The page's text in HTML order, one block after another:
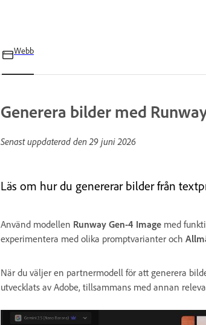
Webb
Generera bilder med
Senast uppdaterad den29 juni 2026
Läs om hur du genererar bilder från
Använd modellen Runway Gen-4 Image med
experimentera med olika promptvarianter och
När du väljer en partnermodell för att generera
utvecklats av Adobe, tillsammans med annan